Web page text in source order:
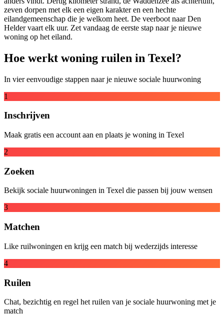
zeven dorpen met elk een eigen karakter en een hechte
eilandgemeenschap die je welkom heet. De veerboot naar Den
Helder vaart elk uur. Zet vandaag de eerste stap naar je nieuwe
woning op het eiland.
Hoe werkt woning ruilen in Texel?
In vier eenvoudige stappen naar je nieuwe sociale huurwoning
1
Inschrijven
Maak gratis een account aan en plaats je woning in Texel
2
Zoeken
Bekijk sociale huurwoningen in Texel die passen bij jouw wensen
3
Matchen
Like ruilwoningen en krijg een match bij wederzijds interesse
4
Ruilen
Chat, bezichtig en regel het ruilen van je sociale huurwoning met je
match